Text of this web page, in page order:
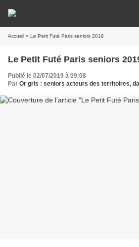
Accueil » Le Petit Futé Paris seniors 2019
Le Petit Futé Paris seniors
Publié le 02/07/2019 à 09:08
Par Or gris : seniors acteurs des territoires, dans